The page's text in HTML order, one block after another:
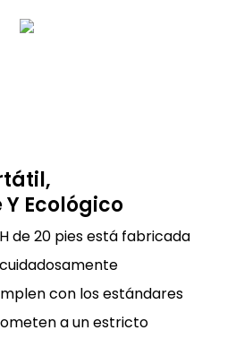
Ecológico
de 20 pies está fabricada
con los estándares
a un estricto